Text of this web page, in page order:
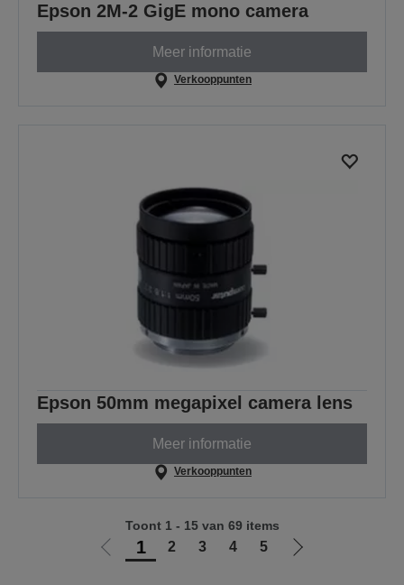
Epson 2M-2 GigE mono camera
Meer informatie
Verkooppunten
Epson 50mm megapixel camera lens
Meer informatie
Verkooppunten
Ga
1 2 3 4 5
Ga
Toont 1 - 15 van 69 items